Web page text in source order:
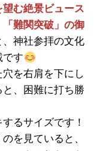
む絶景ビュース
「難関突破」の御
神社参拝の文化
です
穴を右肩を下にし
、困難に打ち勝
るサイズです！
を見ていると、